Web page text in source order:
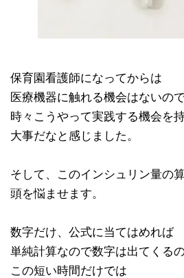
保育園看護師になってからは
医療機器に触れる機会はないの
時々こうやって実践する機会を
大事だなと感じました。
そして、このインシュリン量の
頭を悩ませます。
数字だけ、公式に当てはめれば
単純計算なので数字は出てくる
この短い時間だけでは